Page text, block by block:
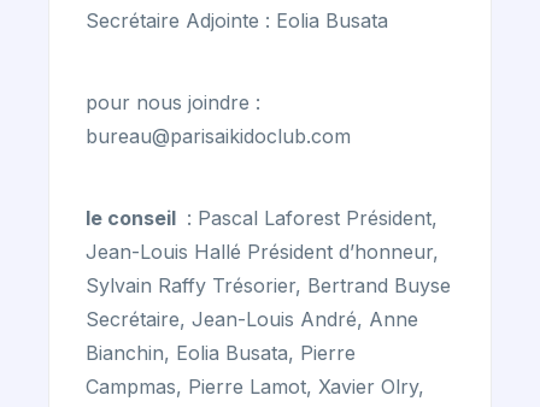
Secrétaire Adjointe : Eolia Busata
pour nous joindre :
bureau@parisaikidoclub.com
le conseil : Pascal Laforest Président,
Jean-Louis Hallé Président d’honneur,
Sylvain Raffy Trésorier, Bertrand Buyse
Secrétaire, Jean-Louis André, Anne
Bianchin, Eolia Busata, Pierre
Campmas, Pierre Lamot, Xavier Olry,